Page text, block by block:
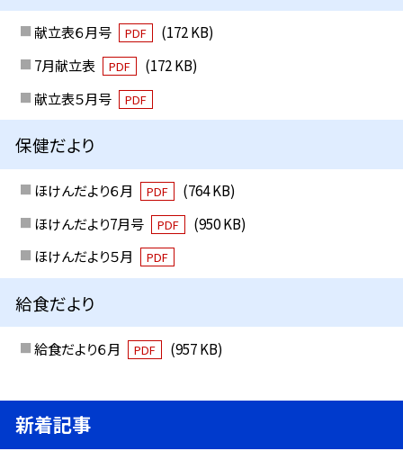
献立表６月号 PDF
(172 KB)
7月献立表
PDF
(172 KB)
献立表５月号
PDF
保健だより
ほけんだより６月 PDF
(764 KB)
ほけんだより7月号
PDF
(950 KB)
ほけんだより５月
PDF
給食だより
給食だより６月 PDF (957 KB)
新着記事